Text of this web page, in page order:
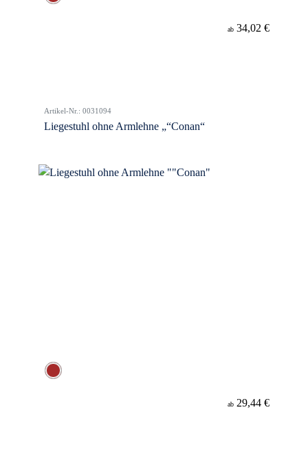
ab 34,02 €
Artikel-Nr.: 0031094
Liegestuhl ohne Armlehne „“Conan“
ab 29,44 €